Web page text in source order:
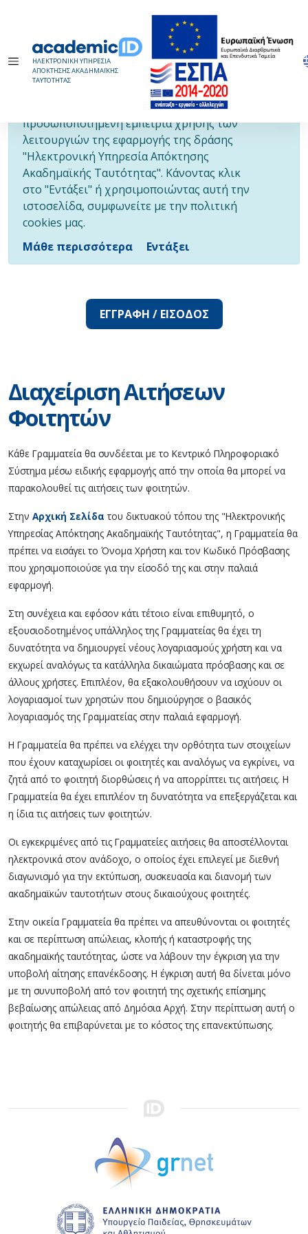
ΗΛΕΚΤΡΟΝΙΚΗ ΥΠΗΡΕΣΙΑ
ΑΠΟΚΤΗΣΗΣ ΑΚΑΔΗΜΑΪΚΗΣ
ΤΑΥΤΟΤΗΤΑΣ
Τα cookies επιτρέπουν μια
προσωποποιημένη εμπειρία χρήσης των
λειτουργιών της εφαρμογής της δράσης
"Ηλεκτρονική Υπηρεσία Απόκτησης
Ακαδημαϊκής Ταυτότητας". Κάνοντας κλικ
στο "Εντάξει" ή χρησιμοποιώντας αυτή την
ιστοσελίδα, συμφωνείτε με την πολιτική
cookies μας.
Μάθε περισσότερα
Εντάξει
ΕΓΓΡΑΦΗ / ΕΙΣΟΔΟΣ
Διαχείριση Αιτήσεων
Φοιτητών
Κάθε Γραμματεία θα συνδέεται με το Κεντρικό Πληροφοριακό
Σύστημα μέσω ειδικής εφαρμογής από την οποία θα μπορεί να
παρακολουθεί τις αιτήσεις των φοιτητών.
Στην Αρχική Σελίδα του δικτυακού τόπου της "Ηλεκτρονικής
Υπηρεσίας Απόκτησης Ακαδημαϊκής Ταυτότητας", η Γραμματεία θα
πρέπει να εισάγει το Όνομα Χρήστη και τον Κωδικό Πρόσβασης
που χρησιμοποιούσε για την είσοδό της και στην παλαιά
εφαρμογή.
Στη συνέχεια και εφόσον κάτι τέτοιο είναι επιθυμητό, ο
εξουσιοδοτημένoς υπάλληλος της Γραμματείας θα έχει τη
δυνατότητα να δημιουργεί νέους λογαριασμούς χρήστη και να
εκχωρεί αναλόγως τα κατάλληλα δικαιώματα πρόσβασης και σε
άλλους χρήστες. Eπιπλέον, θα εξακολουθήσουν να ισχύουν οι
λογαριασμοί των χρηστών που δημιούργησε ο βασικός
λογαριασμός της Γραμματείας στην παλαιά εφαρμογή.
Η Γραμματεία θα πρέπει να ελέγχει την ορθότητα των στοιχείων
που έχουν καταχωρίσει οι φοιτητές και αναλόγως να εγκρίνει, να
ζητά από το φοιτητή διορθώσεις ή να απορρίπτει τις αιτήσεις. Η
Γραμματεία θα έχει επιπλέον τη δυνατότητα να επεξεργάζεται και
η ίδια τις αιτήσεις των φοιτητών.
Οι εγκεκριμένες από τις Γραμματείες αιτήσεις θα αποστέλλονται
ηλεκτρονικά στον ανάδοχο, ο οποίος έχει επιλεγεί με διεθνή
διαγωνισμό για την εκτύπωση, συσκευασία και διανομή των
ακαδημαϊκών ταυτοτήτων στους δικαιούχους φοιτητές.
Στην οικεία Γραμματεία θα πρέπει να απευθύνονται οι φοιτητές
και σε περίπτωση απώλειας, κλοπής ή καταστροφής της
ακαδημαϊκής ταυτότητας, ώστε να λάβουν την έγκριση για την
υποβολή αίτησης επανέκδοσης. Η έγκριση αυτή θα δίνεται μόνο
με τη συνυποβολή από τον φοιτητή της σχετικής επίσημης
βεβαίωσης απώλειας από Δημόσια Αρχή. Στην περίπτωση αυτή ο
φοιτητής θα επιβαρύνεται με το κόστος της επανεκτύπωσης.